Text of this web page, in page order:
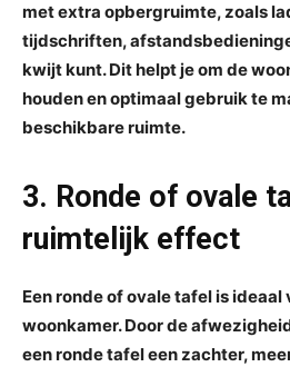
met extra opbergruimte, zoals
tijdschriften,
kwijt kunt. Dit helpt je om de
houden en optimaal gebruik te
beschikbare ruimte.
3. Ronde of ovale
ruimtelijk effect
Een ronde of ovale tafel is ideaal
woonkamer. Door de
een ronde tafel een zachter,